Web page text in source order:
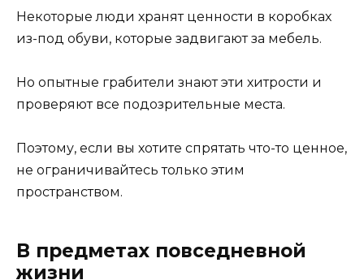
Некоторые люди хранят ценности в коробках
из-под обуви, которые задвигают за мебель.
Но опытные грабители знают эти хитрости и
проверяют все подозрительные места.
Поэтому, если вы хотите спрятать что-то ценное,
не ограничивайтесь только этим
пространством.
В предметах повседневной
жизни